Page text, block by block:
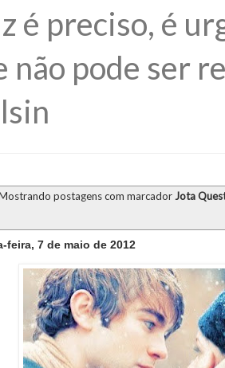
é preciso, é
não pode ser
postagens com marcadorJota
feira, 7 de maio de 2012